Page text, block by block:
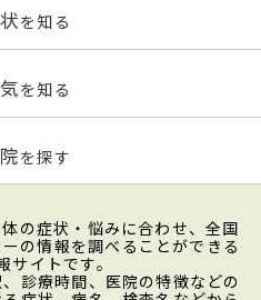
を知る
を知る
を探す
の症状・悩みに合わせ、全国
の情報を調べることができる
サイトです。
診療時間、医院の特徴などの